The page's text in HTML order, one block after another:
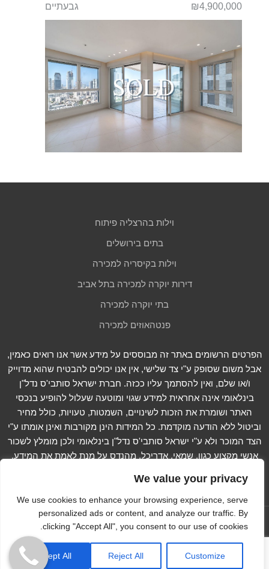
We value your privacy
We use cookies to enhance your browsing experience, serve
personalized ads or content, and analyze our traffic. By
clicking "Accept All", you consent to our use of cookies.
Customize
Reject All
Accept All
₪4,900,000 גבעתיים
וילות בהרצליה פיתוח
בתים בירושלים
וילות בקיסריה למכירה
דירות יוקרה למכירה בתל אביב
בתי יוקרה למכירה
פנטהאוזים למכירה
הפרטים הרשומים באתר זה מבוססים על מידע אשר אנו רואים כאמין,
אבל משום שסופק ע"י צד שלישי, אין אנו יכולים להבטיח שהוא מדוייק
ו/או שלם, ואין להסתמך עליו ככזה. חברת ישראל סותבי'ס נדל"ן
בינלאומי אינה אחראית למידע שגוי ומוטעה שעלול להופיע בנכסי
האתר ושומרת את הזכות לשינויים, השמטות, טעויות, כולל מחיר
וביטול ללא הודעה מוקדמת. כל המידות הינן מקורבות ואינן אומתו ע"י
הצד המוכר ולא ע"י ישראל סותבי'ס נדל"ן בינלאומי ולכן מומלץ לשכור
אנשי מקצוע כגון, שמאי, אדריכל, מהנדס על מנת לאמת את המידע.
קרא עוד...
עקוב אחרינו ב -
Copyright © 2012-2023 Israel Sotheby's International
Realty. All Rights Reserved
הצהרת נגישות